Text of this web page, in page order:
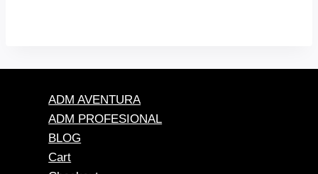
ADM AVENTURA
ADM PROFESIONAL
BLOG
Cart